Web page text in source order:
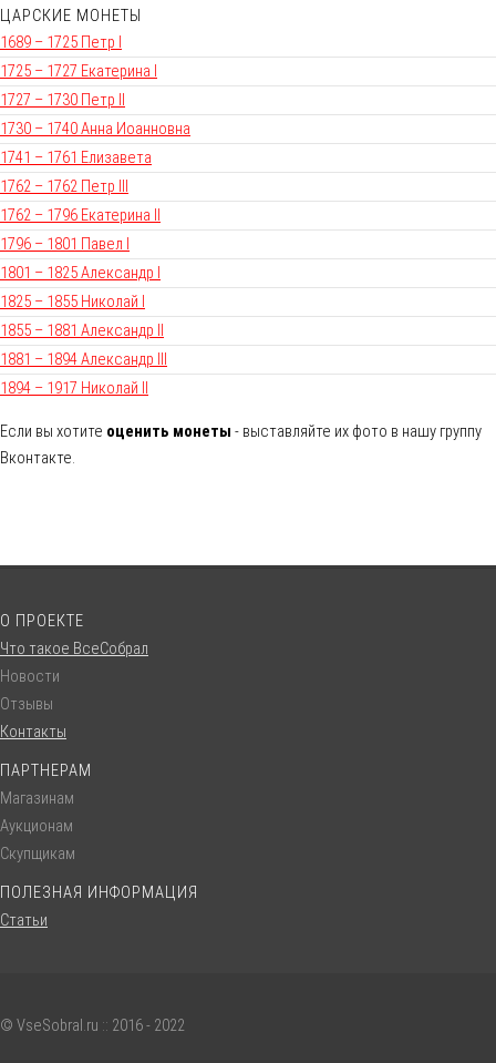
ЦАРСКИЕ МОНЕТЫ
1689 – 1725 Петр I
1725 – 1727 Екатерина I
1727 – 1730 Петр II
1730 – 1740 Анна Иоанновна
1741 – 1761 Елизавета
1762 – 1762 Петр III
1762 – 1796 Екатерина II
1796 – 1801 Павел I
1801 – 1825 Александр I
1825 – 1855 Николай I
1855 – 1881 Александр II
1881 – 1894 Александр III
1894 – 1917 Николай II
Если вы хотите оценить монеты - выставляйте их фото в нашу группу
Вконтакте.
О ПРОЕКТЕ
Что такое ВсеСобрал
Новости
Отзывы
Контакты
ПАРТНЕРАМ
Магазинам
Аукционам
Скупщикам
ПОЛЕЗНАЯ ИНФОРМАЦИЯ
Статьи
© VseSobral.ru :: 2016 - 2022